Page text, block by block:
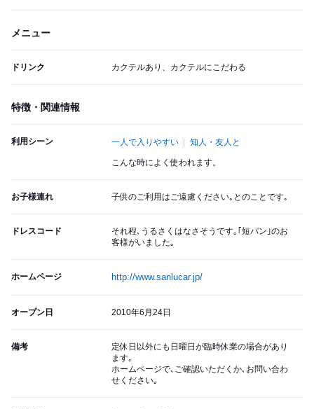
メニュー
ドリンク カクテルあり、カクテルにこだわる
特徴・関連情報
利用シーン 一人で入りやすい 知人・友人と
こんな時によく使われます。
お子様連れ 子供のご利用はご遠慮ください｡とのことです｡
ドレスコード
それ程､うるさくはなさそうです｡｢短パン｣のお
客様がいました｡
ホームページ http://www.sanlucar.jp/
オープン日 2010年6月24日
備考
定休日以外にも日曜日が臨時休業の場合があり
ます｡
ホームページで､ご確認いただくか､お問い合わ
せください｡